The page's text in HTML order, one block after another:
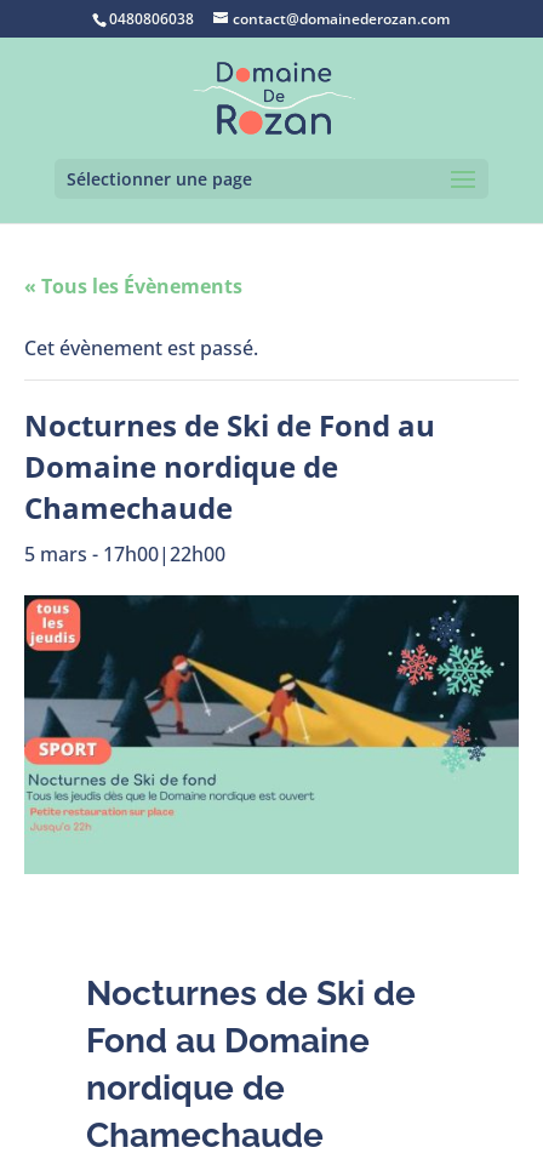
0480806038 contact@domainederozan.com
Sélectionner une page
« Tous les Évènements
Cet évènement est passé.
Nocturnes de Ski de Fond au
Domaine nordique de
Chamechaude
5 mars - 17h00|22h00
Nocturnes de Ski de
Fond au Domaine
nordique de
Chamechaude